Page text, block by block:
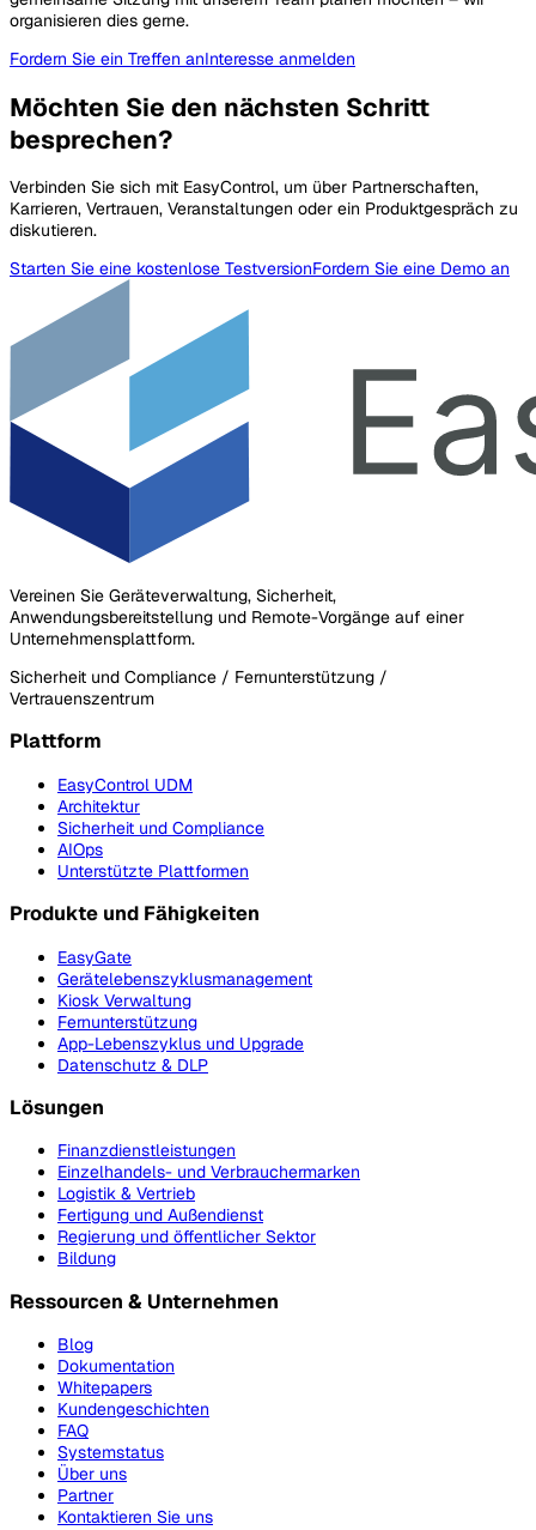
organisieren dies gerne.
Fordern Sie ein Treffen anInteresse anmelden
Möchten Sie den nächsten Schritt
besprechen?
Verbinden Sie sich mit EasyControl, um über Partnerschaften,
Karrieren, Vertrauen, Veranstaltungen oder ein Produktgespräch zu
diskutieren.
Starten Sie eine kostenlose TestversionFordern Sie eine Demo an
Vereinen Sie Geräteverwaltung, Sicherheit,
Anwendungsbereitstellung und Remote-Vorgänge auf einer
Unternehmensplattform.
Sicherheit und Compliance / Fernunterstützung /
Vertrauenszentrum
Plattform
EasyControl UDM
Architektur
Sicherheit und Compliance
AIOps
Unterstützte Plattformen
Produkte und Fähigkeiten
EasyGate
Gerätelebenszyklusmanagement
Kiosk Verwaltung
Fernunterstützung
App-Lebenszyklus und Upgrade
Datenschutz & DLP
Lösungen
Finanzdienstleistungen
Einzelhandels- und Verbrauchermarken
Logistik & Vertrieb
Fertigung und Außendienst
Regierung und öffentlicher Sektor
Bildung
Ressourcen & Unternehmen
Blog
Dokumentation
Whitepapers
Kundengeschichten
FAQ
Systemstatus
Über uns
Partner
Kontaktieren Sie uns